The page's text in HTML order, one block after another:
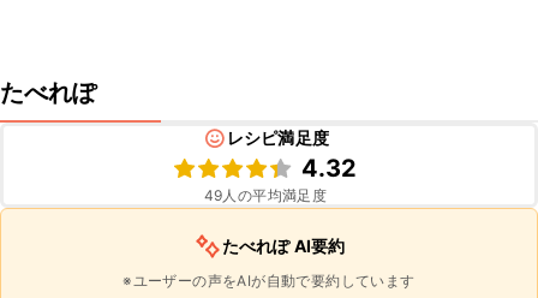
たべれぽ
レシピ満足度
4.32
49人の平均満足度
たべれぽ AI要約
※ユーザーの声をAIが自動で要約しています